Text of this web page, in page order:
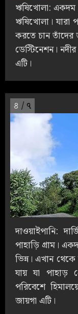
ঋষিখোলা: একদম
ঋষিখোলা। যারা
করতে চান তাঁদের
ডেস্টিনেশন।
এটি।
৪ / ৭
দাওয়াইপানি:
পাহাড়ি গ্রাম।
ভিন্ন। এখান
যায় যা পাহাড়
পরিবেশে
জায়গা এটি।